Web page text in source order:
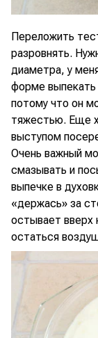
Переложить
разровнять.
диаметра, у
форме выпекать
потому что он
тяжестью. Еще
выступом
Очень важный
смазывать и
выпечке в
«держась» за
остывает вверх
остаться